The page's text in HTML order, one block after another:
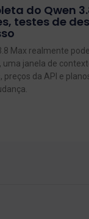
do Qwen
testes de
Max realmente
uma janela de
preços da API e